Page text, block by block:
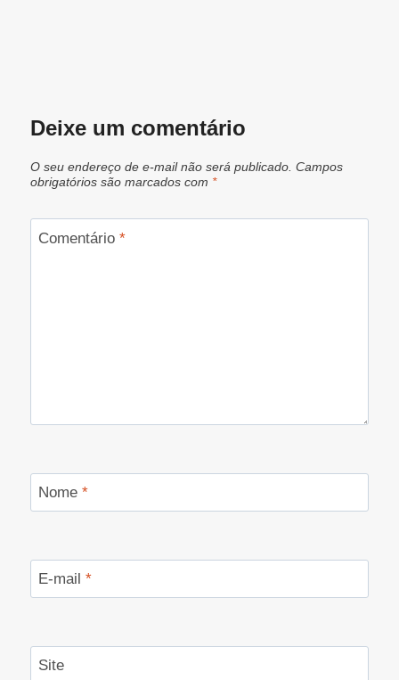
Deixe um comentário
O seu endereço de e-mail não será publicado. Campos
obrigatórios são marcados com *
Comentário *
Nome *
E-mail *
Site